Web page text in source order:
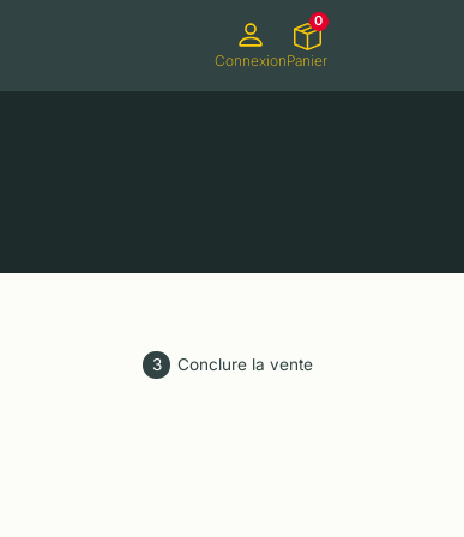
ConnexionPanier
0
3 Conclure la vente